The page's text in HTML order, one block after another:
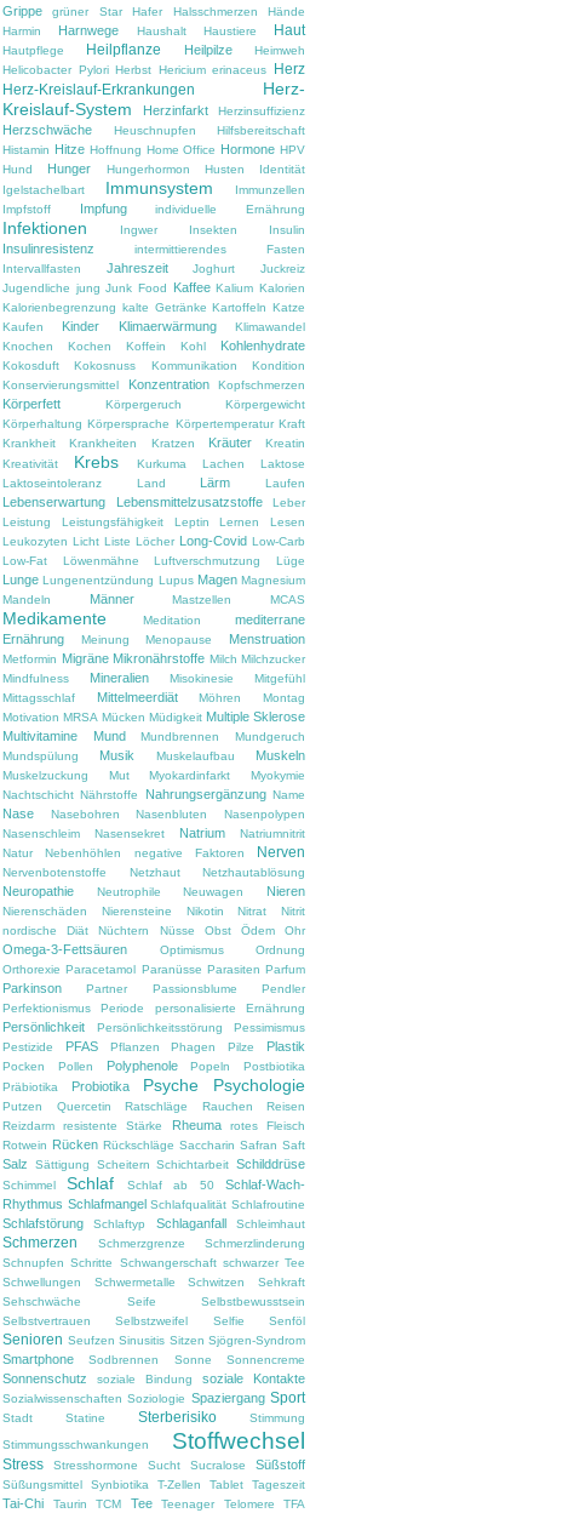
Grippe grüner Star Hafer Halsschmerzen
Hände
Harmin
Harnwege Haushalt Haustiere Haut
Hautpflege Heilpflanze Heilpilze
Heimweh
Helicobacter Pylori Herbst Hericium erinaceus
Herz
Herz-Kreislauf-Erkrankungen
Herz-
Kreislauf-System
Herzinfarkt Herzinsuffizienz
Herzschwäche Heuschnupfen
Hilfsbereitschaft
Histamin Hitze Hoffnung Home Office Hormone HPV
Hund
Hunger Hungerhormon Husten
Identität
Igelstachelbart
Immunsystem
Immunzellen
Impfstoff
Impfung individuelle Ernährung
Infektionen Ingwer Insekten Insulin
Insulinresistenz
intermittierendes Fasten
Intervallfasten
Jahreszeit Joghurt
Juckreiz
Jugendliche jung Junk Food Kaffee Kalium Kalorien
Kalorienbegrenzung kalte Getränke Kartoffeln Katze
Kaufen
Kinder Klimaerwärmung
Klimawandel
Knochen
Kochen Koffein Kohl Kohlenhydrate
Kokosduft Kokosnuss Kommunikation
Kondition
Konservierungsmittel
Konzentration Kopfschmerzen
Körperfett Körpergeruch
Körpergewicht
Körperhaltung Körpersprache Körpertemperatur Kraft
Krankheit
Krankheiten Kratzen Kräuter
Kreatin
Kreativität
Krebs Kurkuma Lachen
Laktose
Laktoseintoleranz
Land Lärm Laufen
Lebenserwartung Lebensmittelzusatzstoffe
Leber
Leistung
Leistungsfähigkeit Leptin Lernen
Lesen
Leukozyten Licht Liste Löcher Long-Covid Low-Carb
Low-Fat
Löwenmähne Luftverschmutzung Lüge
Lunge Lungenentzündung Lupus Magen Magnesium
Mandeln
Männer Mastzellen MCAS
Medikamente Meditation
mediterrane
Ernährung
Meinung Menopause Menstruation
Metformin Migräne Mikronährstoffe Milch Milchzucker
Mindfulness
Mineralien Misokinesie
Mitgefühl
Mittagsschlaf
Mittelmeerdiät Möhren
Montag
Motivation MRSA Mücken Müdigkeit Multiple Sklerose
Multivitamine
Mund Mundbrennen
Mundgeruch
Mundspülung
Musik Muskelaufbau Muskeln
Muskelzuckung Mut Myokardinfarkt
Myokymie
Nachtschicht Nährstoffe Nahrungsergänzung Name
Nase Nasebohren Nasenbluten
Nasenpolypen
Nasenschleim
Nasensekret Natrium
Natriumnitrit
Natur
Nebenhöhlen negative Faktoren Nerven
Nervenbotenstoffe Netzhaut Netzhautablösung
Neuropathie Neutrophile Neuwagen Nieren
Nierenschäden Nierensteine Nikotin Nitrat
Nitrit
nordische Diät
Nüchtern Nüsse Obst Ödem Ohr
Omega-3-Fettsäuren Optimismus
Ordnung
Orthorexie Paracetamol Paranüsse Parasiten Parfum
Parkinson Partner Passionsblume
Pendler
Perfektionismus
Periode personalisierte Ernährung
Persönlichkeit Persönlichkeitsstörung
Pessimismus
Pestizide
PFAS Pflanzen Phagen Pilze Plastik
Pocken Pollen Polyphenole Popeln
Postbiotika
Präbiotika
Probiotika Psyche Psychologie
Putzen Quercetin Ratschläge Rauchen
Reisen
Reizdarm
resistente Stärke Rheuma
rotes Fleisch
Rotwein Rücken Rückschläge Saccharin Safran Saft
Salz Sättigung Scheitern Schichtarbeit Schilddrüse
Schimmel Schlaf Schlaf ab 50
Schlaf-Wach-
Rhythmus Schlafmangel Schlafqualität Schlafroutine
Schlafstörung Schlaftyp Schlaganfall Schleimhaut
Schmerzen Schmerzgrenze
Schmerzlinderung
Schnupfen Schritte Schwangerschaft schwarzer Tee
Schwellungen
Schwermetalle Schwitzen
Sehkraft
Sehschwäche
Seife
Selbstbewusstsein
Selbstvertrauen
Selbstzweifel Selfie Senföl
Senioren Seufzen Sinusitis Sitzen Sjögren-Syndrom
Smartphone Sodbrennen Sonne Sonnencreme
Sonnenschutz soziale Bindung soziale Kontakte
Sozialwissenschaften Soziologie Spaziergang Sport
Stadt Statine Sterberisiko
Stimmung
Stimmungsschwankungen
Stoffwechsel
Stress Stresshormone Sucht Sucralose Süßstoff
Süßungsmittel Synbiotika T-Zellen Tablet Tageszeit
Tai-Chi Taurin TCM Tee Teenager Telomere TFA